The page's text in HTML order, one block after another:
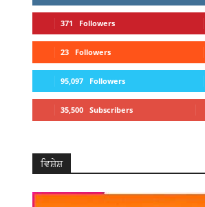
371 Followers
23 Followers
95,097 Followers
35,500 Subscribers
ਵਿਸ਼ੇਸ਼